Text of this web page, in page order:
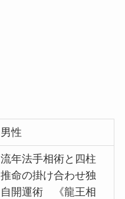
男性
流年法手相術と四柱
推命の掛け合わせ独
自開運術 《龍王相